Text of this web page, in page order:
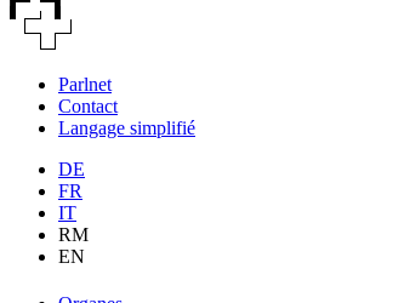
Parlnet
Contact
Langage simplifié
DE
FR
IT
RM
EN